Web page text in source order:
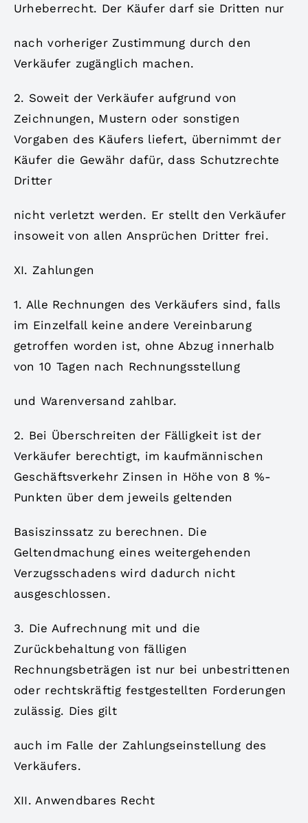
Urheberrecht. Der Käufer darf sie Dritten nur
nach vorheriger Zustimmung durch den
Verkäufer zugänglich machen.
2. Soweit der Verkäufer aufgrund von
Zeichnungen, Mustern oder sonstigen
Vorgaben des Käufers liefert, übernimmt der
Käufer die Gewähr dafür, dass Schutzrechte
Dritter
nicht verletzt werden. Er stellt den Verkäufer
insoweit von allen Ansprüchen Dritter frei.
XI. Zahlungen
1. Alle Rechnungen des Verkäufers sind, falls
im Einzelfall keine andere Vereinbarung
getroffen worden ist, ohne Abzug innerhalb
von 10 Tagen nach Rechnungsstellung
und Warenversand zahlbar.
2. Bei Überschreiten der Fälligkeit ist der
Verkäufer berechtigt, im kaufmännischen
Geschäftsverkehr Zinsen in Höhe von 8 %-
Punkten über dem jeweils geltenden
Basiszinssatz zu berechnen. Die
Geltendmachung eines weitergehenden
Verzugsschadens wird dadurch nicht
ausgeschlossen.
3. Die Aufrechnung mit und die
Zurückbehaltung von fälligen
Rechnungsbeträgen ist nur bei unbestrittenen
oder rechtskräftig festgestellten Forderungen
zulässig. Dies gilt
auch im Falle der Zahlungseinstellung des
Verkäufers.
XII. Anwendbares Recht